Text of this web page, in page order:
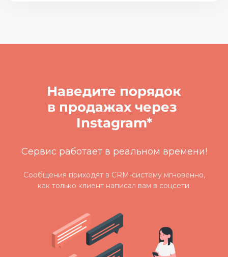
Наведите порядок
в продажах через
Instagram*
Сервис работает в реальном времени!
Сообщения приходят в CRM-систему мгновенно,
как только клиент написал вам в соцсети.